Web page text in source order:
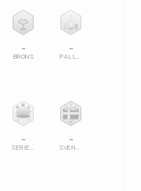
–
BRONS
–
PALLSERIE
–
SERIESEGRARE
SM
–
SVENSK MÄSTARE